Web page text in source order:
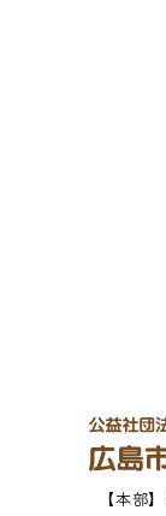
【本部】